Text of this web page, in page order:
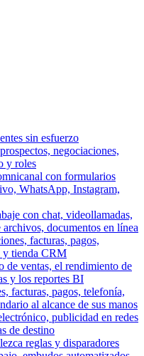
sin esfuerzo
negociaciones,
y roles
con formularios
WhatsApp, Instagram,
con chat, videollamadas,
documentos en línea
facturas, pagos,
y tienda CRM
de ventas, el rendimiento de
y los reportes BI
facturas, pagos, telefonía,
al alcance de sus manos
publicidad en redes
de destino
reglas y disparadores